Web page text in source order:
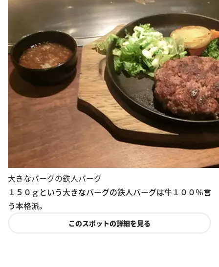
大きなバーグの鉄人バーグ
１５０ｇという大きなバーグの鉄人バーグは牛１００％言
う本格派。
このスポットの詳細を見る